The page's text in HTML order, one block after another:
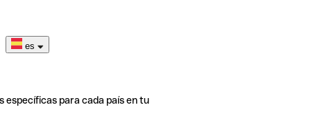
es
específicas para cada país en tu